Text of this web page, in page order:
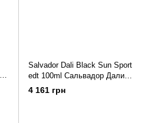
Salvador Dali Black Sun Sport
edt 100ml Сальвадор Дали
Блек Сан Спорт
4 161 грн